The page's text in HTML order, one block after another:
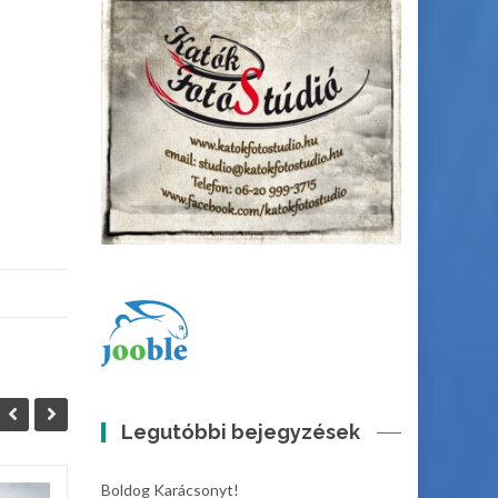
Legutóbbi bejegyzések
Boldog Karácsonyt!